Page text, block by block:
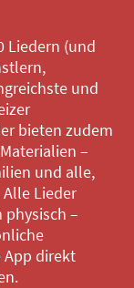
Liedern (und
und
bieten zudem
–
und alle,
Lieder
–
App direkt